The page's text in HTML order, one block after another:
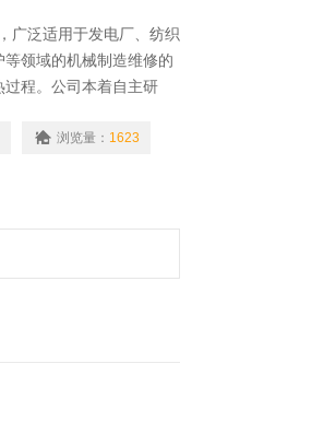
广泛适用于发电厂、纺织
领域的机械制造维修的
程。公司本着自主研
铁路、矿山、化工等行
浏览量： 1623